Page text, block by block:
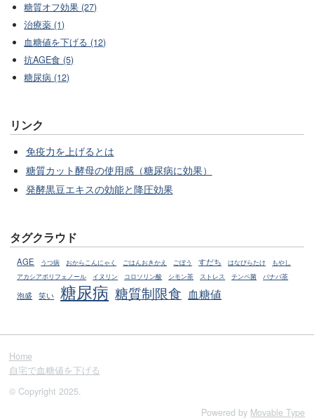
糖質オフ効果 (27)
治療薬 (1)
血糖値を下げる (12)
抗AGE食 (5)
糖尿病 (12)
リンク
免疫力を上げるとは
糖質カット酵母の使用感（糖尿病に効果）
発酵黒豆エキスの効能と降圧効果
タグクラウド
AGE うつ病 おからこんにゃく ごはんおきかえ ごぼう すだち はなびらたけ
もやし
アカシアポリフェノール
イヌリン コロソリン酸 シモン茶 ストレス テンペ菌 バナバ茶
泡盛 笑い 糖尿病 糖質制限食 血糖値
Home
自宅で血糖値を下げる
© Copyright 2025.
Powered by Movable Type